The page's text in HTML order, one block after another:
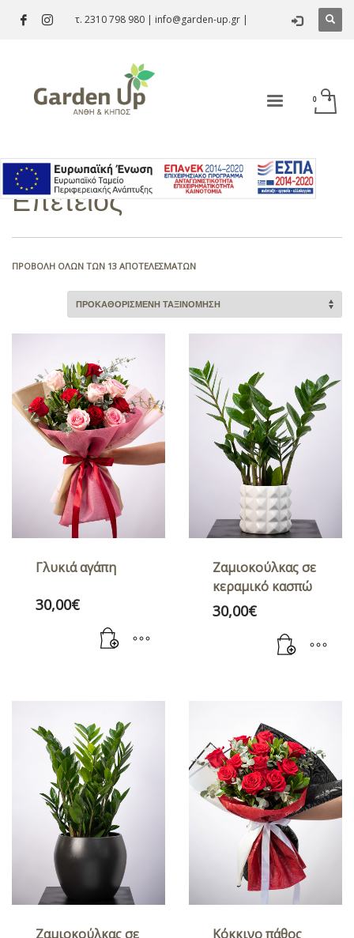
τ. 2310 798 980 | info@garden-up.gr |
Επέτειος
ΠΡΟΒΟΛΉ ΌΛΩΝ ΤΩΝ 13 ΑΠΟΤΕΛΕΣΜΆΤΩΝ
Γλυκιά αγάπη
30,00€
Ζαμιοκούλκας σε
κεραμικό κασπώ
30,00€
Ζαμιοκούλκας σε
Κόκκινο πάθος